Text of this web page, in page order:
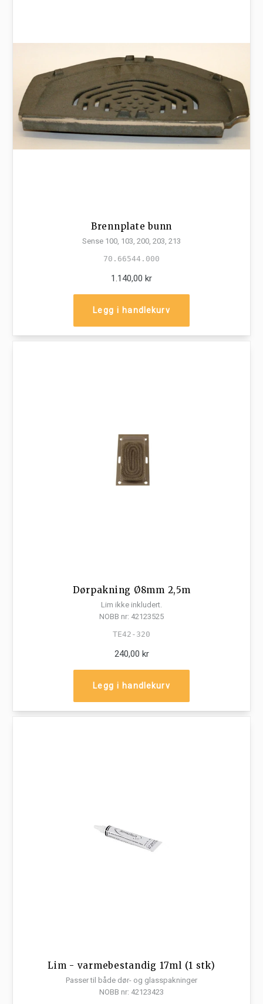
Brennplate bunn
Sense 100, 103, 200, 203, 213
70.66544.000
1.140,00 kr
Legg i handlekurv
Dørpakning Ø8mm 2,5m
Lim ikke inkludert.
NOBB nr: 42123525
TE42-320
240,00 kr
Legg i handlekurv
Lim - varmebestandig 17ml (1 stk)
Passer til både dør- og glasspakninger
NOBB nr: 42123423